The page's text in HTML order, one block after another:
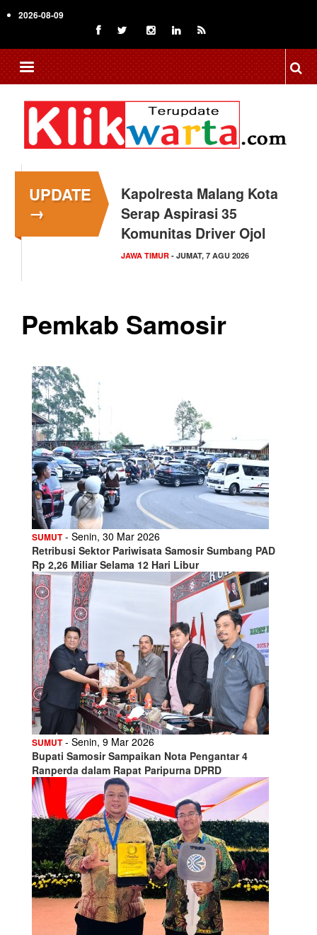
to
content
2026-08-09
UPDATE
→
Kapolresta Malang Kota
Serap Aspirasi 35
Komunitas Driver Ojol
JAWA TIMUR - JUMAT, 7 AGU 2026
Pemkab Samosir
SUMUT- Senin, 30 Mar 2026
Retribusi Sektor Pariwisata Samosir Sumbang PAD
Rp 2,26 Miliar Selama 12 Hari Libur
SUMUT- Senin, 9 Mar 2026
Bupati Samosir Sampaikan Nota Pengantar 4
Ranperda dalam Rapat Paripurna DPRD